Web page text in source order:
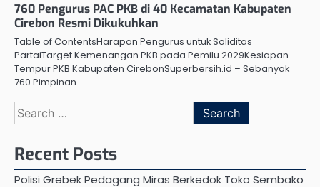
760 Pengurus PAC PKB di 40 Kecamatan Kabupaten
Cirebon Resmi Dikukuhkan
Table of ContentsHarapan Pengurus untuk Soliditas
PartaiTarget Kemenangan PKB pada Pemilu 2029Kesiapan
Tempur PKB Kabupaten CirebonSuperbersih.id – Sebanyak
760 Pimpinan…
Search
for:
Recent Posts
Polisi Grebek Pedagang Miras Berkedok Toko Sembako